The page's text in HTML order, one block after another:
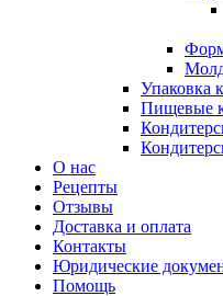
Упаковка
Пищевые
О нас
Рецепты
Отзывы
Доставка и оплата
Контакты
Юридические
Помощь